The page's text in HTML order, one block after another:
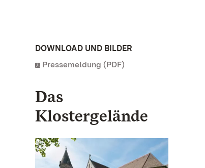
DOWNLOAD UND BILDER
Pressemeldung (PDF)
Das
Klostergelände